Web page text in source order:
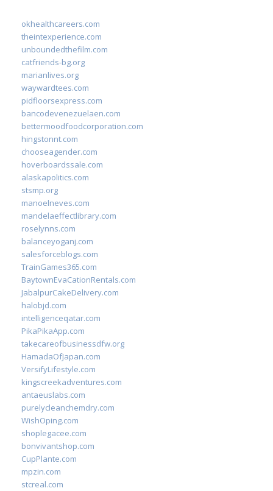
okhealthcareers.com
theintexperience.com
unboundedthefilm.com
catfriends-bg.org
marianlives.org
waywardtees.com
pidfloorsexpress.com
bancodevenezuelaen.com
bettermoodfoodcorporation.com
hingstonnt.com
chooseagender.com
hoverboardssale.com
alaskapolitics.com
stsmp.org
manoelneves.com
mandelaeffectlibrary.com
roselynns.com
balanceyoganj.com
salesforceblogs.com
TrainGames365.com
BaytownEvaCationRentals.com
JabalpurCakeDelivery.com
halobjd.com
intelligenceqatar.com
PikaPikaApp.com
takecareofbusinessdfw.org
HamadaOfJapan.com
VersifyLifestyle.com
kingscreekadventures.com
antaeuslabs.com
purelycleanchemdry.com
WishOping.com
shoplegacee.com
bonvivantshop.com
CupPlante.com
mpzin.com
stcreal.com